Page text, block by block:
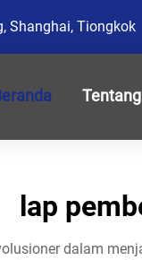
Shanghai, Tiongkok
lap
dalam